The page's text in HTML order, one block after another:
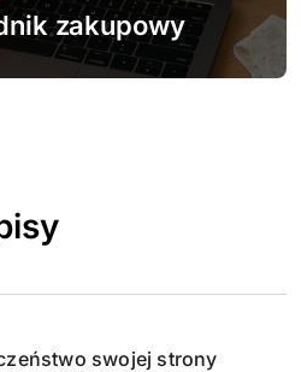
zakupowy
swojej strony